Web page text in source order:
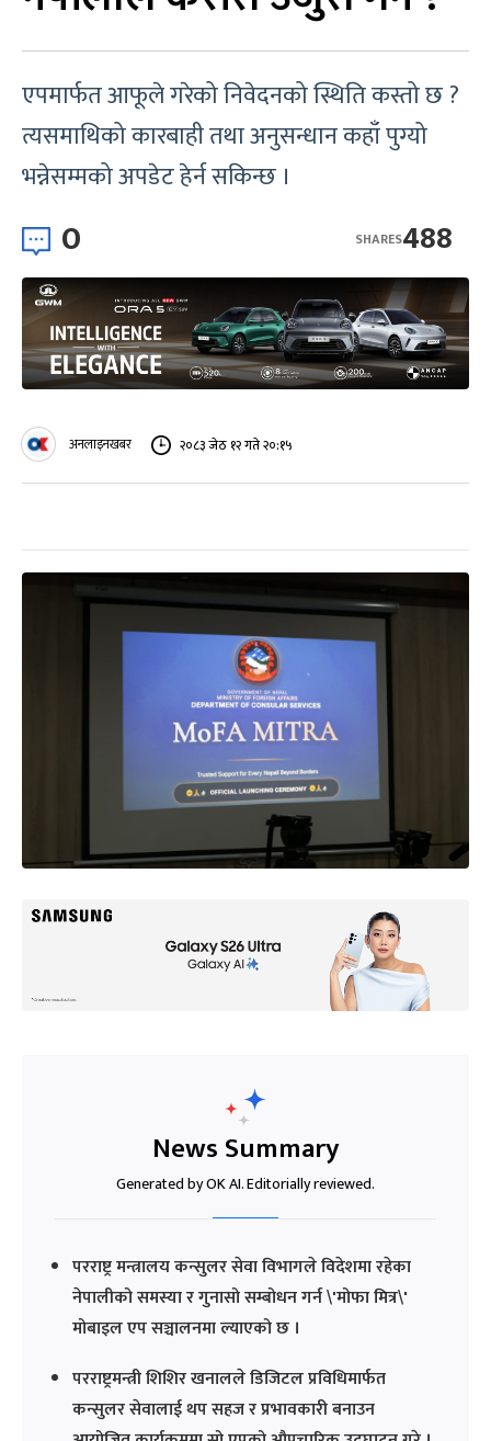
एपमार्फत आफूले गरेको निवेदनको स्थिति कस्तो छ ?
त्यसमाथिको कारबाही तथा अनुसन्धान कहाँ पुग्यो
भन्नेसम्मको अपडेट हेर्न सकिन्छ ।
0 488
SHARES
अनलाइनखबर २०८३ जेठ १२ गते २०:१५
News Summary
Generated by OK AI. Editorially reviewed.
परराष्ट्र मन्त्रालय कन्सुलर सेवा विभागले विदेशमा रहेका
नेपालीको समस्या र गुनासो सम्बोधन गर्न \'मोफा मित्र\'
मोबाइल एप सञ्चालनमा ल्याएको छ ।
परराष्ट्रमन्त्री शिशिर खनालले डिजिटल प्रविधिमार्फत
कन्सुलर सेवालाई थप सहज र प्रभावकारी बनाउन